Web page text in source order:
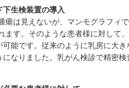
生検装置の導入
瘍は見えないが、マンモグラフィ
ます。そのような患者様に対して
可能です。従来のように乳房に大
なりました。乳がん検診で精密